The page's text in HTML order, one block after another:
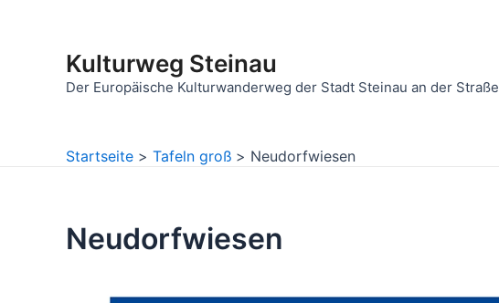
Kulturweg Steinau
Der Europäische Kulturwanderweg der Stadt Steinau an der Straße
Startseite Tafeln groß Neudorfwiesen
Neudorfwiesen